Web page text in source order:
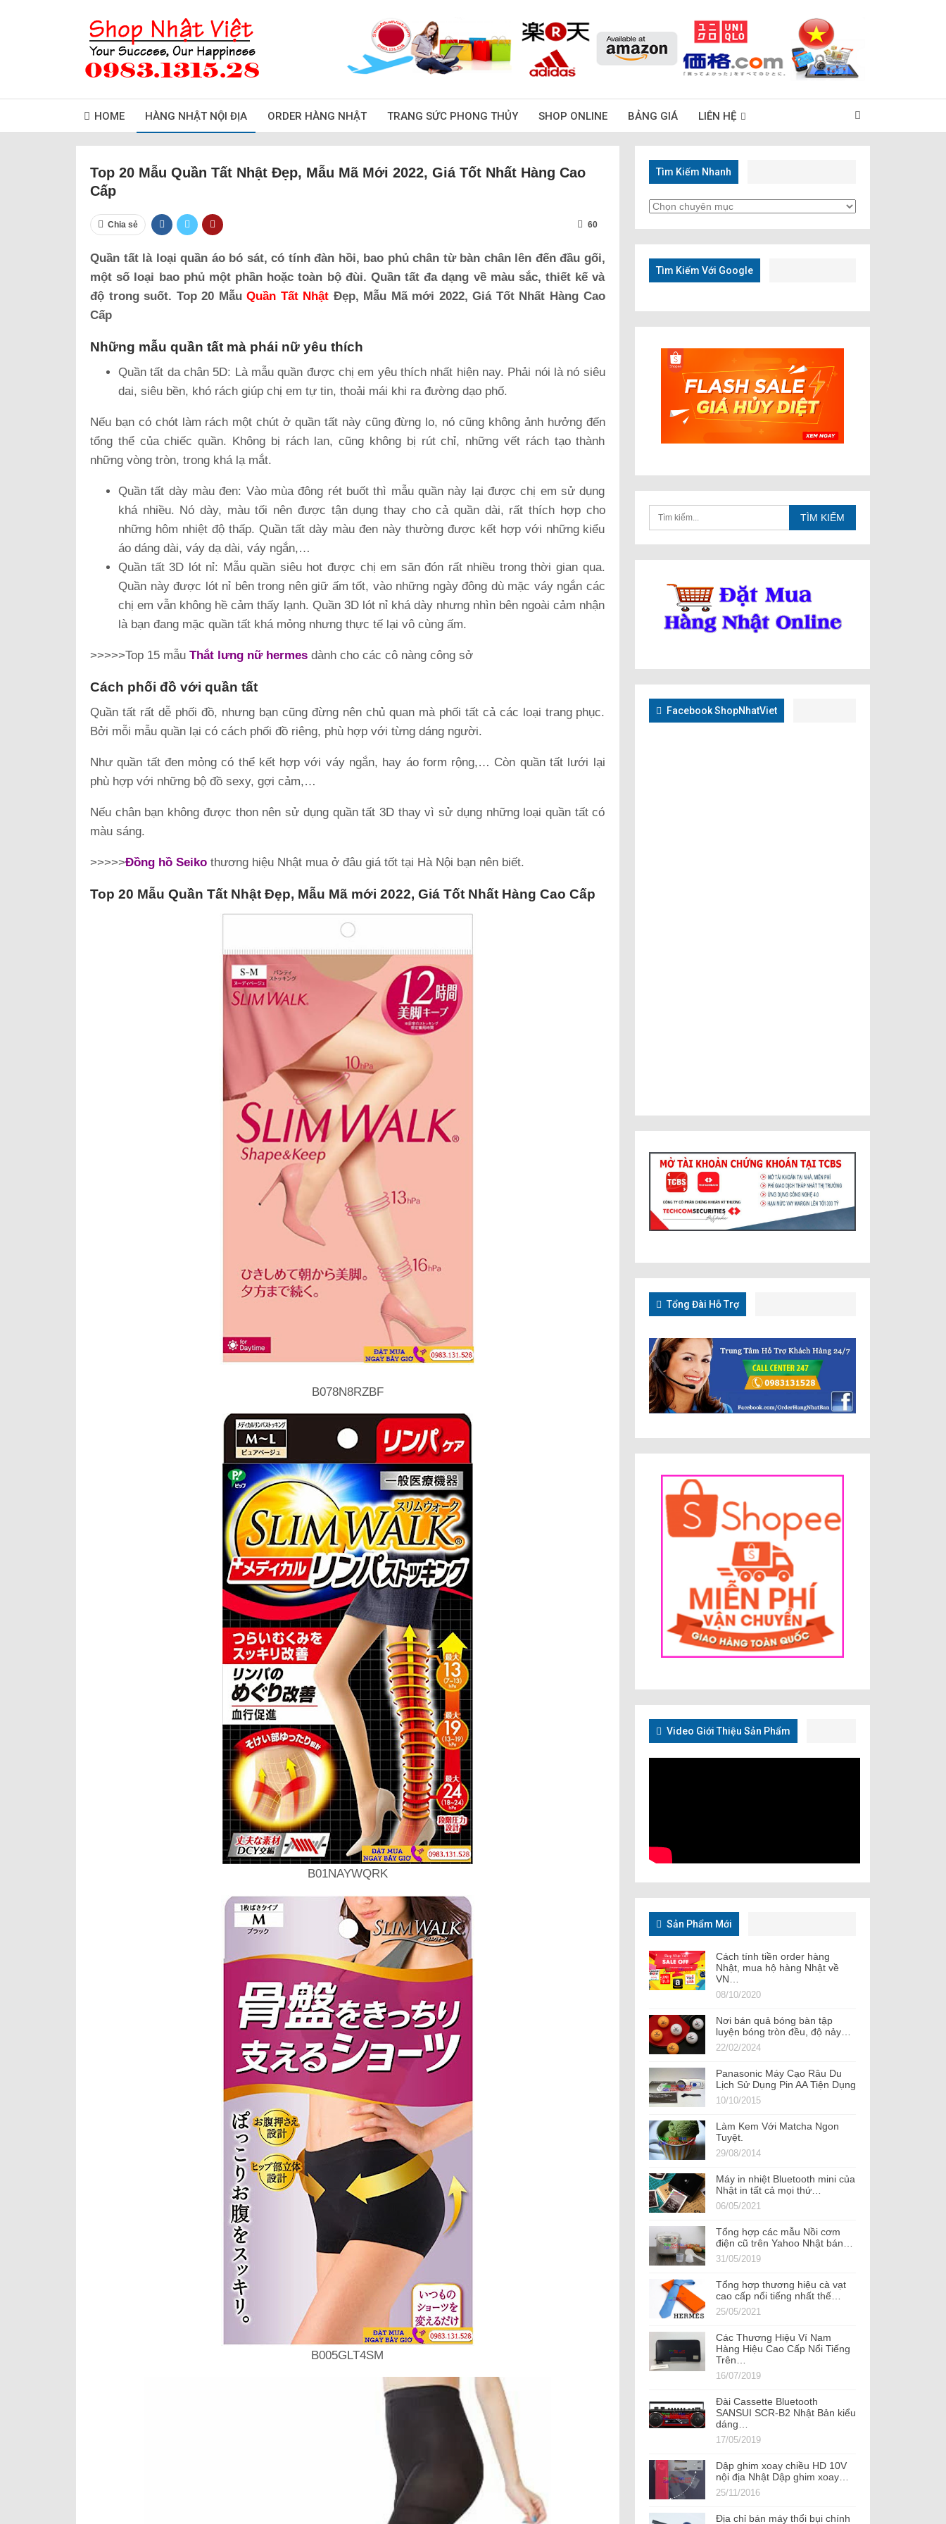
HOME HÀNG NHẬT NỘI ĐỊA ORDER HÀNG NHẬT TRANG SỨC PHONG THỦY SHOP ONLINE BẢNG GIÁ LIÊN HỆ
Top 20 Mẫu Quần Tất Nhật Đẹp, Mẫu Mã Mới 2022, Giá Tốt Nhất Hàng Cao
Cấp
Chia sẻ 60
Quần tất là loại quần áo bó sát, có tính đàn hồi, bao phủ chân từ bàn chân lên đến đầu gối,
một số loại bao phủ một phần hoặc toàn bộ đùi. Quần tất đa dạng về màu sắc, thiết kế và
độ trong suốt. Top 20 MẫuQuần Tất Nhật Đẹp, Mẫu Mã mới 2022, Giá Tốt Nhất Hàng Cao
Cấp
Những mẫu quần tất mà phái nữ yêu thích
Quần tất da chân 5D: Là mẫu quần được chị em yêu thích nhất hiện nay. Phải nói là nó siêu
dai, siêu bền, khó rách giúp chị em tự tin, thoải mái khi ra đường dạo phố.
Nếu bạn có chót làm rách một chút ở quần tất này cũng đừng lo, nó cũng không ảnh hưởng đến
tổng thể của chiếc quần. Không bị rách lan, cũng không bị rút chỉ, những vết rách tạo thành
những vòng tròn, trong khá lạ mắt.
Quần tất dày màu đen: Vào mùa đông rét buốt thì mẫu quần này lại được chị em sử dụng
khá nhiều. Nó dày, màu tối nên được tận dụng thay cho cả quần dài, rất thích hợp cho
những hôm nhiệt độ thấp. Quần tất dày màu đen này thường được kết hợp với những kiểu
áo dáng dài, váy dạ dài, váy ngắn,…
Quần tất 3D lót nỉ: Mẫu quần siêu hot được chị em săn đón rất nhiều trong thời gian qua.
Quần này được lót nỉ bên trong nên giữ ấm tốt, vào những ngày đông dù mặc váy ngắn các
chị em vẫn không hề cảm thấy lạnh. Quần 3D lót nỉ khá dày nhưng nhìn bên ngoài cảm nhận
là bạn đang mặc quần tất khá mỏng nhưng thực tế lại vô cùng ấm.
>>>>>Top 15 mẫu Thắt lưng nữ hermes dành cho các cô nàng công sở
Cách phối đồ với quần tất
Quần tất rất dễ phối đồ, nhưng bạn cũng đừng nên chủ quan mà phối tất cả các loại trang phục.
Bởi mỗi mẫu quần lại có cách phối đồ riêng, phù hợp với từng dáng người.
Như quần tất đen mỏng có thể kết hợp với váy ngắn, hay áo form rộng,… Còn quần tất lưới lại
phù hợp với những bộ đồ sexy, gợi cảm,…
Nếu chân bạn không được thon nên sử dụng quần tất 3D thay vì sử dụng những loại quần tất có
màu sáng.
>>>>>Đồng hồ Seiko thương hiệu Nhật mua ở đâu giá tốt tại Hà Nội bạn nên biết.
Top 20 Mẫu Quần Tất Nhật Đẹp, Mẫu Mã mới 2022, Giá Tốt Nhất Hàng Cao Cấp
B078N8RZBF
B01NAYWQRK
B005GLT4SM
Tìm Kiếm Nhanh
Tìm
Tìm Kiếm Với Google
Facebook ShopNhatViet
Tổng Đài Hỗ Trợ
Video Giới Thiệu Sản Phẩm
Sản Phẩm Mới
Cách tính tiền order hàng
Nhật, mua hộ hàng Nhật về
VN…
08/10/2020
Nơi bán quả bóng bàn tập
luyện bóng tròn đều, độ nảy…
22/02/2024
Panasonic Máy Cạo Râu Du
Lịch Sử Dụng Pin AA Tiện Dụng
10/10/2015
Làm Kem Với Matcha Ngon
Tuyệt.
29/08/2014
Máy in nhiệt Bluetooth mini của
Nhật in tất cả mọi thứ…
06/05/2021
Tổng hợp các mẫu Nồi cơm
điện cũ trên Yahoo Nhật bán…
31/05/2019
Tổng hợp thương hiệu cà vạt
cao cấp nổi tiếng nhất thế…
25/05/2021
Các Thương Hiệu Ví Nam
Hàng Hiệu Cao Cấp Nổi Tiếng
Trên…
16/07/2019
Đài Cassette Bluetooth
SANSUI SCR-B2 Nhật Bản kiểu
dáng…
17/05/2019
Dập ghim xoay chiều HD 10V
nội địa Nhật Dập ghim xoay…
25/11/2016
Địa chỉ bán máy thổi bụi chính